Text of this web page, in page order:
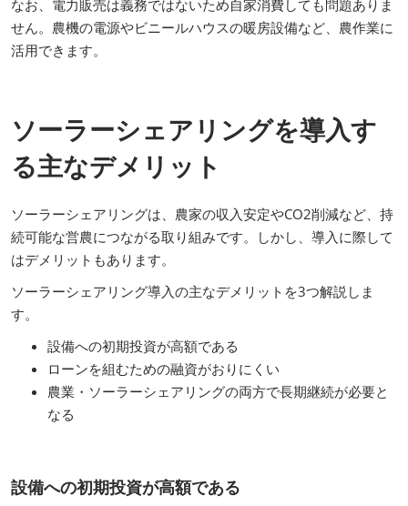
なお、電力販売は義務ではないため自家消費しても問題ありま
せん。農機の電源やビニールハウスの暖房設備など、農作業に
活用できます。
ソーラーシェアリングを導入す
る主なデメリット
ソーラーシェアリングは、農家の収入安定やCO2削減など、持
続可能な営農につながる取り組みです。しかし、導入に際して
はデメリットもあります。
ソーラーシェアリング導入の主なデメリットを3つ解説しま
す。
設備への初期投資が高額である
ローンを組むための融資がおりにくい
農業・ソーラーシェアリングの両方で長期継続が必要と
なる
設備への初期投資が高額である